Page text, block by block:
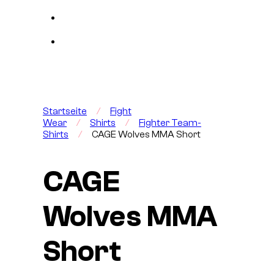
Startseite /
Fight
Wear
/ Shirts /
Fighter Team-
Shirts
/ CAGE Wolves MMA Short
CAGE
Wolves MMA
Short